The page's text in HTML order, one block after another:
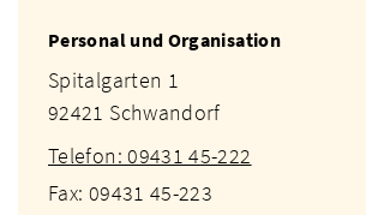
Personal und Organisation
Spitalgarten 1
92421 Schwandorf
Telefon: 09431 45-222
Fax: 09431 45-223